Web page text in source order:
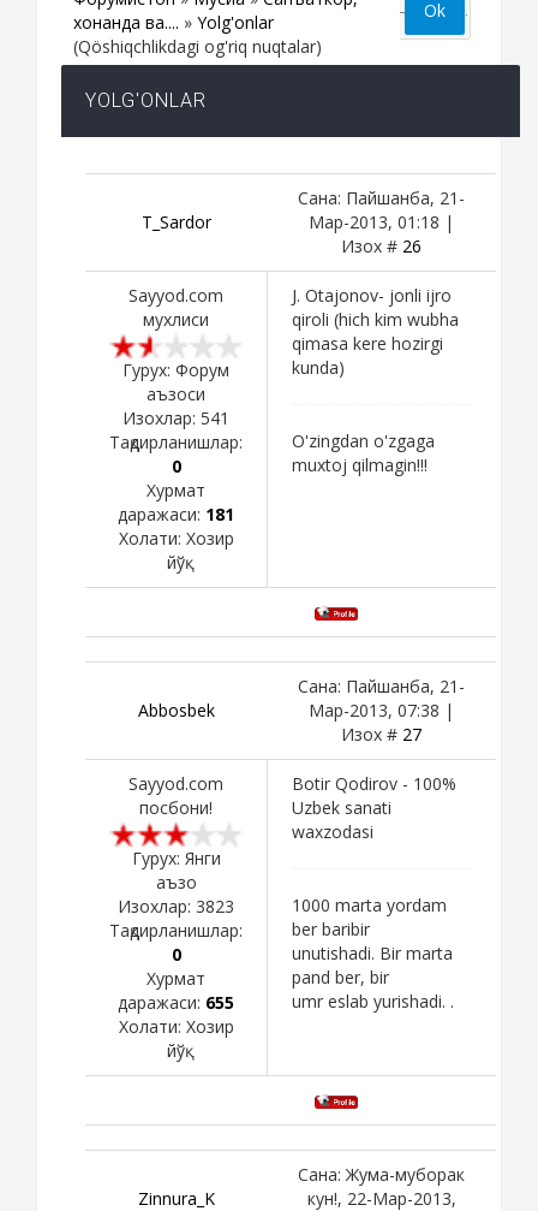
хонанда ва.... » Yolg'onlar
(Qöshiqchlikdagi og'riq nuqtalar)
YOLG'ONLAR
T_Sardor
Сана: Пайшанба, 21-
Мар-2013, 01:18 |
Изох # 26
Sayyod.com
мухлиси
Гурух: Форум
аъзоси
Изохлар: 541
Тақдирланишлар:
0
Хурмат
даражаси: 181
Холати: Хозир
йўқ
J. Otajonov- jonli ijro
qiroli (hich kim wubha
qimasa kere hozirgi
kunda)
O'zingdan o'zgaga
muxtoj qilmagin!!!
Abbosbek
Сана: Пайшанба, 21-
Мар-2013, 07:38 |
Изох # 27
Sayyod.com
посбони!
Гурух: Янги
аъзо
Изохлар: 3823
Тақдирланишлар:
0
Хурмат
даражаси: 655
Холати: Хозир
йўқ
Botir Qodirov - 100%
Uzbek sanati
waxzodasi
1000 marta yordam
ber baribir
unutishadi. Bir marta
pand ber, bir
umr eslab yurishadi. .
Zinnura_K
Сана: Жума-муборак
кун!, 22-Мар-2013,